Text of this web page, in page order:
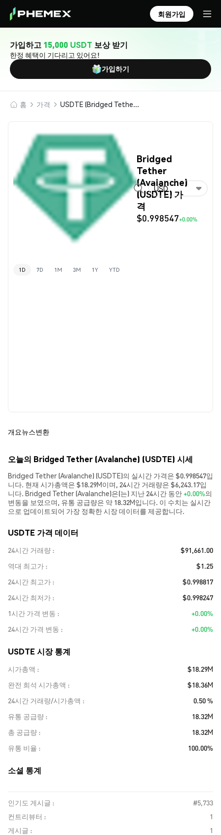
회원가입
가입하고 15,000 USDT 보상 받기
한정 혜택이 기다리고 있어요!
가입하기
홈 가격 USDTE (Bridged Tether (Avalanche))
Bridged
Tether
(Avalanche)
(USDTE) 가
격
$0.998547+0.00%
USD
1D 7D 1M 3M 1Y YTD
개요뉴스변환
오늘의 Bridged Tether (Avalanche) (USDTE) 시세
Bridged Tether (Avalanche) (USDTE)의 실시간 가격은 $0.998547입
니다. 현재 시가총액은 $18.29M이며, 24시간 거래량은 $6,243.17입
니다. Bridged Tether (Avalanche)은(는) 지난 24시간 동안+0.00%의
변동을 보였으며, 유통 공급량은 약 18.32M입니다. 이 수치는 실시간
으로 업데이트되어 가장 정확한 시장 데이터를 제공합니다.
USDTE 가격 데이터
24시간 거래량
$91,661.00
역대 최고가
$1.25
24시간 최고가
$0.998817
24시간 최저가
$0.998247
1시간 가격 변동
+0.00%
24시간 가격 변동
+0.00%
USDTE 시장 통계
시가총액
$18.29M
완전 희석 시가총액
$18.36M
24시간 거래량/시가총액
0.50 %
유통 공급량
18.32M
총 공급량
18.32M
유통 비율
100.00%
소셜 통계
인기도 게시글 :
#5,733
컨트리뷰터 :
1
게시글 :
1